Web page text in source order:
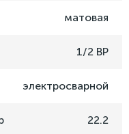
матовая
1/2 ВР
электросварной
22.2